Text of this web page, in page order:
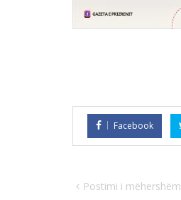
Facebook
Postimi i mëhershëm